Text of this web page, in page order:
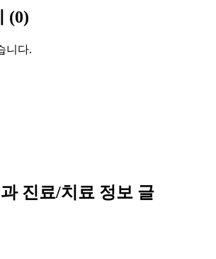
(0)
니다.
진료/치료 정보 글